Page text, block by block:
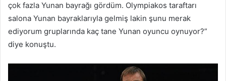
çok fazla Yunan bayrağı gördüm. Olympiakos taraftarı
salona Yunan bayraklarıyla gelmiş lakin şunu merak
ediyorum gruplarında kaç tane Yunan oyuncu oynuyor?”
diye konuştu.